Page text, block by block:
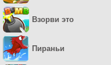
Взорви это
Пираньи